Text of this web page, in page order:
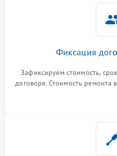
Фиксация
Зафиксируем стоимость,
договоре. Стоимость ремонта